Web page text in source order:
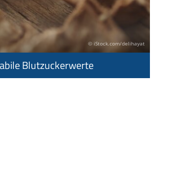
© iStock.com/delihayat
Blutzuckerwerte